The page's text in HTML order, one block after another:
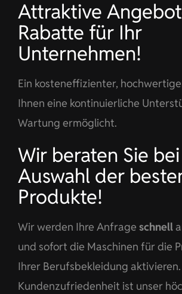
Attraktive
Rabatte für Ihr
Unternehmen!
Ein kosteneffizienter,
Ihnen eine kontinuierliche
Wartung ermöglicht.
Wir beraten Sie
Auswahl der
Produkte!
Wir werden Ihre Anfrage schnell
und sofort die Maschinen für die
Ihrer Berufsbekleidung aktivieren.
Kundenzufriedenheit ist unser